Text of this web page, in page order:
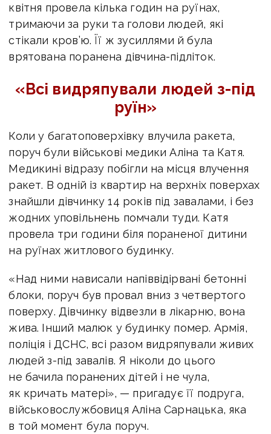
квітня провела кілька годин на руїнах,
тримаючи за руки та голови людей, які
стікали кров’ю. Її ж зусиллями й була
врятована поранена дівчина-підліток.
«Всі видряпували людей з-під
руїн»
Коли у багатоповерхівку влучила ракета,
поруч були військові медики Аліна та Катя.
Медикині відразу побігли на місця влучення
ракет. В одній із квартир на верхніх поверхах
знайшли дівчинку 14 років під завалами, і без
жодних уповільнень помчали туди. Катя
провела три години біля пораненої дитини
на руїнах житлового будинку.
«Над ними нависали напіввідірвані бетонні
блоки, поруч був провал вниз з четвертого
поверху. Дівчинку відвезли в лікарню, вона
жива. Інший малюк у будинку помер. Армія,
поліція і ДСНС, всі разом видряпували живих
людей з-під завалів. Я ніколи до цього
не бачила поранених дітей і не чула,
як кричать матері», — пригадує її подруга,
військовослужбовиця Аліна Сарнацька, яка
в той момент була поруч.